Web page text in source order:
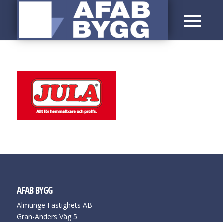
AFAB BYGG
Almunge Fastighets AB
Gran-Anders Väg 5